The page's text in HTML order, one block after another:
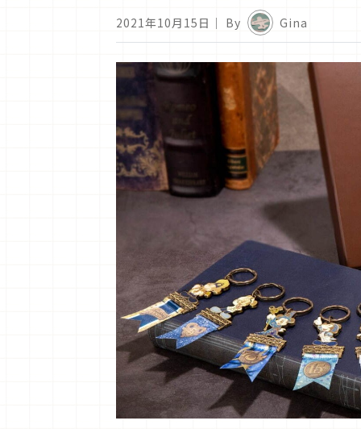
2021年10月15日 ｜ By Gina